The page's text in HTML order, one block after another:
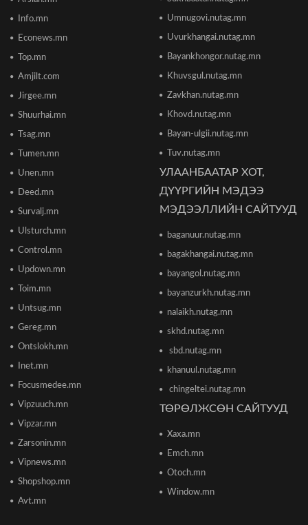
ирж буй иргэдийн анхааралд
2026/06/16 15:28
Парламент хар тамхины хэргийн ялын
2026/06/16 15:49
Ши Жиньпин Монголд айлчилна
"The MongolZ" баг IEM Cologne Major-2026
тэмцээнийг гуравдугаар шатнаас өндөрлүүллээ
ТЦА: Согтуугаар автомашин жолоодож долоон
тээврийн хэрэгсэл мөргөсөн этгээдийг
2026/06/16 12:47
өсөлтийн төсөөллөө бууруулжээ
Европын Төв банк 2023 оноос хойш анх удаа
бодлогын хүүгээ өсгөжээ
2026/06/12 15:05
цацаж байгаа тул 10-14 хоног ойд чөлөөт
Улаанбаатар хотын инженер хангамжийн
Info.mn
Econews.mn
Top.mn
Amjilt.com
Jirgee.mn
Shuurhai.mn
Tsag.mn
Tumen.mn
Unen.mn
Deed.mn
Survalj.mn
Ulsturch.mn
Control.mn
Updown.mn
Toim.mn
Untsug.mn
Gereg.mn
Ontslokh.mn
Inet.mn
Focusmedee.mn
Vipzuuch.mn
Vipzar.mn
Zarsonin.mn
Vipnews.mn
Shopshop.mn
Avt.mn
Umnugovi.nutag.mn
Uvurkhangai.nutag.mn
Bayankhongor.nutag.mn
Khuvsgul.nutag.mn
Zavkhan.nutag.mn
Khovd.nutag.mn
Bayan-ulgii.nutag.mn
Tuv.nutag.mn
УЛААНБААТАР ХОТ,
ДҮҮРГИЙН МЭДЭЭ
МЭДЭЭЛЛИЙН САЙТУУД
baganuur.nutag.mn
bagakhangai.nutag.mn
bayangol.nutag.mn
bayanzurkh.nutag.mn
nalaikh.nutag.mn
skhd.nutag.mn
sbd.nutag.mn
khanuul.nutag.mn
chingeltei.nutag.mn
ТӨРӨЛЖСӨН САЙТУУД
Xaxa.mn
Emch.mn
Otoch.mn
Window.mn